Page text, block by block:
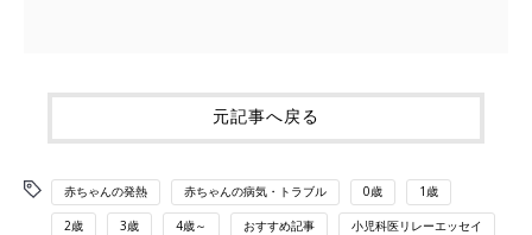
元記事へ戻る
赤ちゃんの発熱 赤ちゃんの病気・トラブル 0歳 1歳
2歳 3歳 4歳～ おすすめ記事 小児科医リレーエッセイ